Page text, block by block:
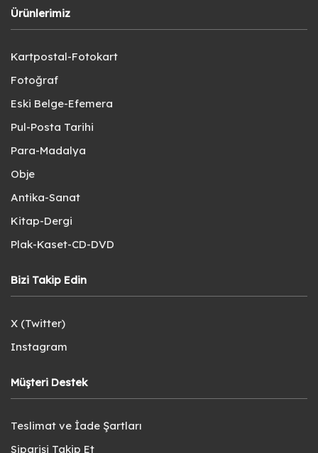
Ürünlerimiz
Kartpostal-Fotokart
Fotoğraf
Eski Belge-Efemera
Pul-Posta Tarihi
Para-Madalya
Obje
Antika-Sanat
Kitap-Dergi
Plak-Kaset-CD-DVD
Bizi Takip Edin
X (Twitter)
Instagram
Müşteri Destek
Teslimat ve İade Şartları
Siparişi Takip Et